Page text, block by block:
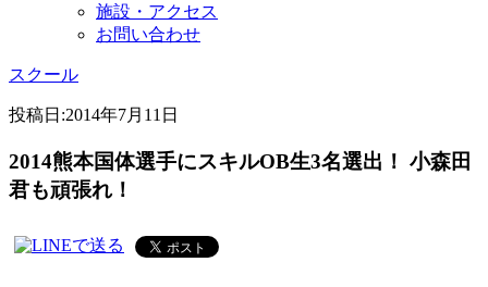
施設・アクセス
お問い合わせ
スクール
投稿日:2014年7月11日
2014熊本国体選手にスキルOB生3名選出！ 小森田
君も頑張れ！